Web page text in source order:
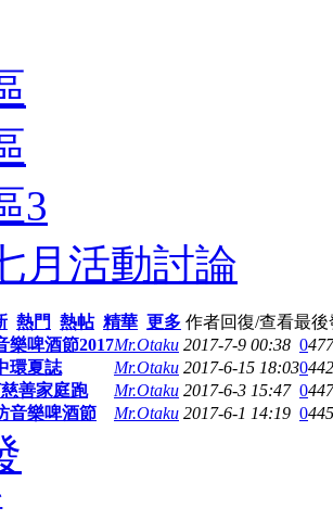
3
月活動討論
熱門 熱帖 精華 更多 作者回復/查看最後
樂啤酒節2017Mr.Otaku 2017-7-9 00:38 0
環夏誌 Mr.Otaku 2017-6-15 18:030
善家庭跑 Mr.Otaku 2017-6-3 15:47 0
音樂啤酒節 Mr.Otaku 2017-6-1 14:19 0